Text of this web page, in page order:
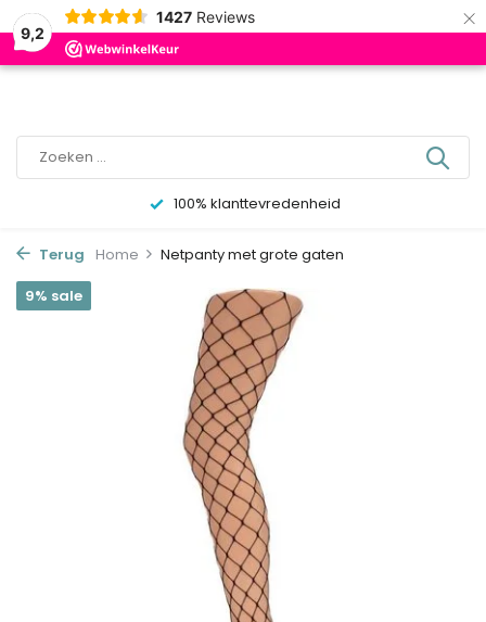
9,2
1427 Reviews ×
0
100% klanttevredenheid
Terug Home Netpanty met grote gaten
9% sale